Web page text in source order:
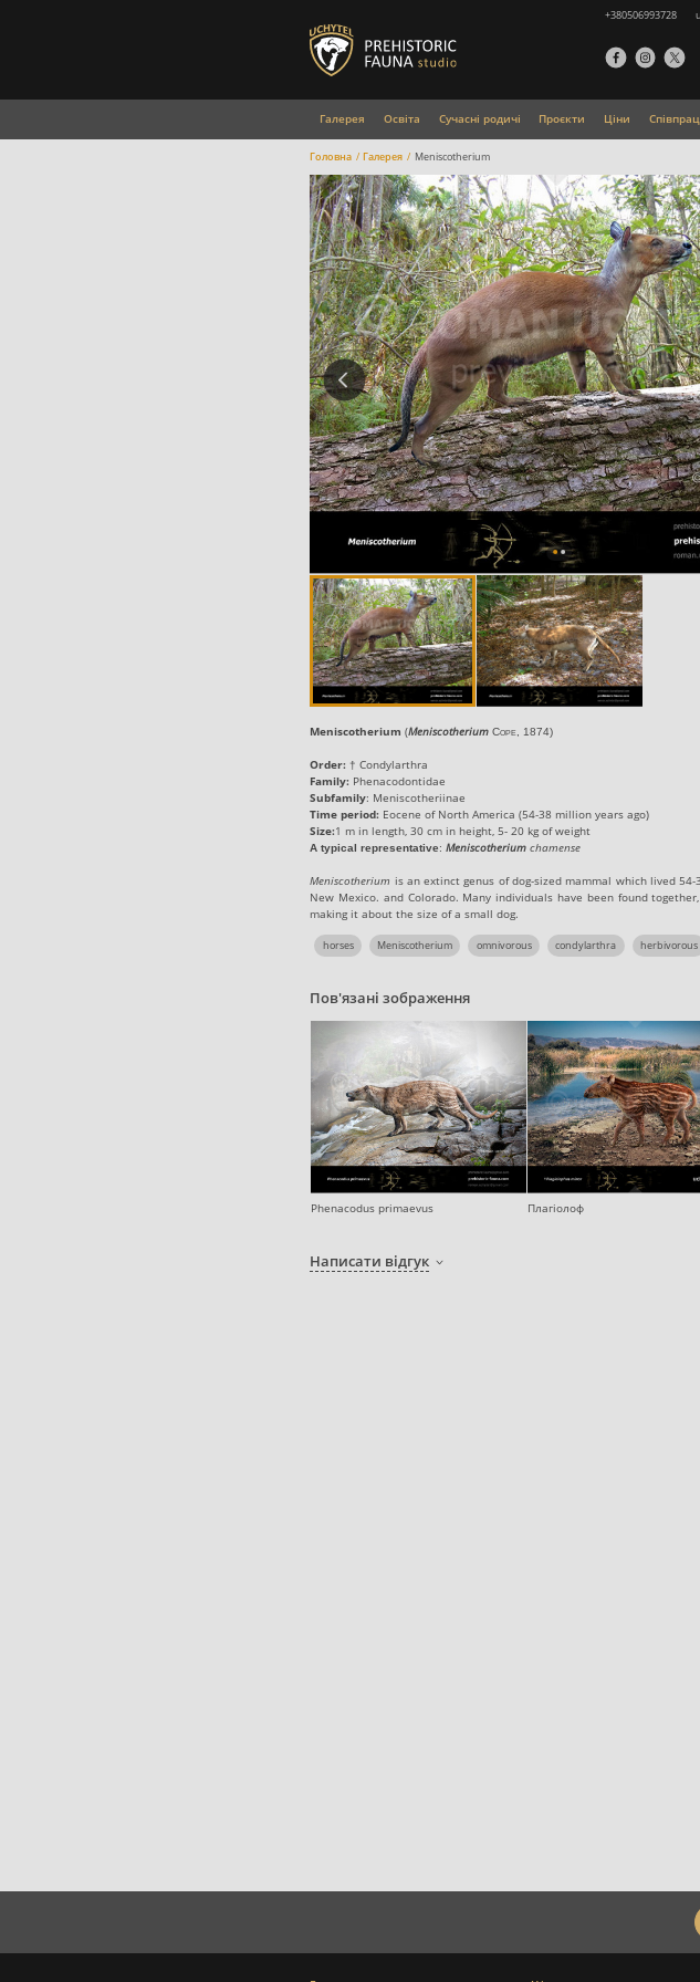
+380506993728
Галерея Освіта Сучасні родичі Проєкти Ціни
Головна Галерея Meniscotherium
Meniscotherium (Meniscotherium Cope , 1874)
Order: †Condylarthra
Family: Phenacodontidae
Subfamily: Meniscotheriinae
Time period: Eocene of North America (54-38 million years ago)
Size:1 m in length, 30 cm in height, 5- 20 kg of weight
A typical representative: Meniscotherium chamense
Meniscotherium is an extinct genus of dog-sized mammal which lived
New Mexico. and Colorado. Many individuals have been found
making it about the size of a small dog.
horses Meniscotherium omnivorous condylarthra herbivorous
Пов'язані зображення
Phenacodus primaevus Плагіолоф
Написати відгук